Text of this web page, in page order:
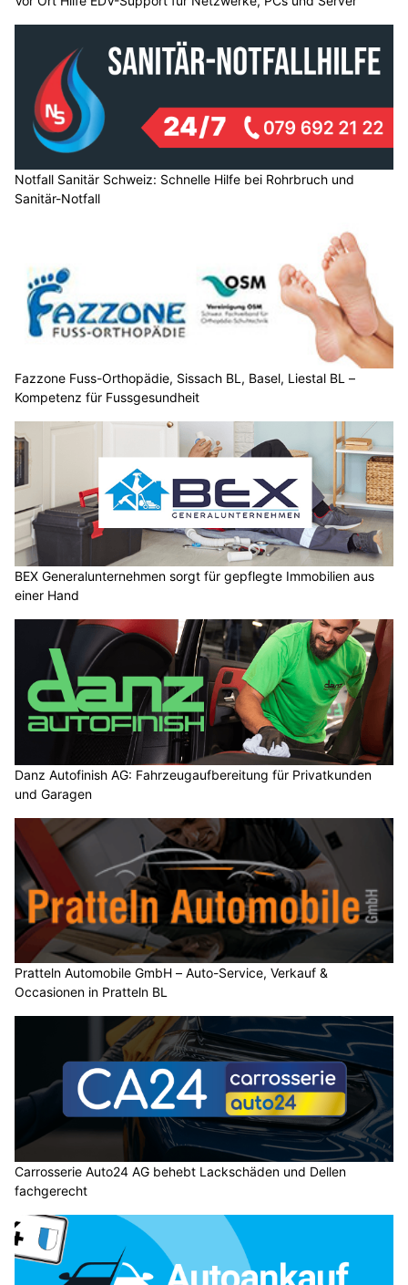
Notfall Sanitär Schweiz: Schnelle Hilfe bei Rohrbruch und
Sanitär-Notfall
Fazzone Fuss-Orthopädie, Sissach BL, Basel, Liestal BL –
Kompetenz für Fussgesundheit
BEX Generalunternehmen sorgt für gepflegte Immobilien aus
einer Hand
Danz Autofinish AG: Fahrzeugaufbereitung für Privatkunden
und Garagen
Pratteln Automobile GmbH – Auto-Service, Verkauf &
Occasionen in Pratteln BL
Carrosserie Auto24 AG behebt Lackschäden und Dellen
fachgerecht